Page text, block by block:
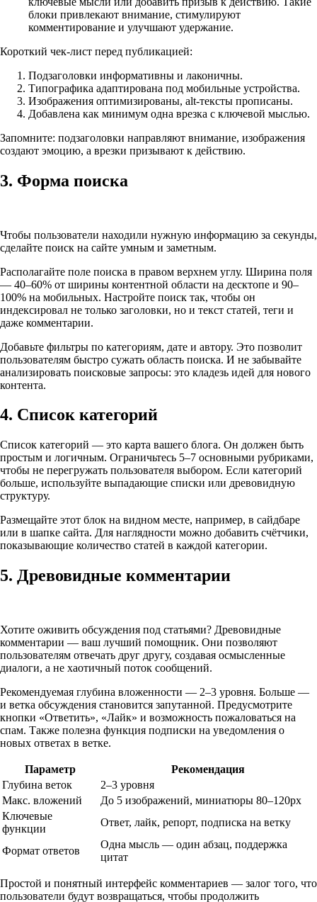
блоки привлекают внимание, стимулируют
комментирование и улучшают удержание.
Короткий чек-лист перед публикацией:
Подзаголовки информативны и лаконичны.
Типографика адаптирована под мобильные устройства.
Изображения оптимизированы, alt-тексты прописаны.
Добавлена как минимум одна врезка с ключевой мыслью.
Запомните: подзаголовки направляют внимание, изображения
создают эмоцию, а врезки призывают к действию.
3. Форма поиска
Чтобы пользователи находили нужную информацию за секунды,
сделайте поиск на сайте умным и заметным.
Располагайте поле поиска в правом верхнем углу. Ширина поля
— 40–60% от ширины контентной области на десктопе и 90–
100% на мобильных. Настройте поиск так, чтобы он
индексировал не только заголовки, но и текст статей, теги и
даже комментарии.
Добавьте фильтры по категориям, дате и автору. Это позволит
пользователям быстро сужать область поиска. И не забывайте
анализировать поисковые запросы: это кладезь идей для нового
контента.
4. Список категорий
Список категорий — это карта вашего блога. Он должен быть
простым и логичным. Ограничьтесь 5–7 основными рубриками,
чтобы не перегружать пользователя выбором. Если категорий
больше, используйте выпадающие списки или древовидную
структуру.
Размещайте этот блок на видном месте, например, в сайдбаре
или в шапке сайта. Для наглядности можно добавить счётчики,
показывающие количество статей в каждой категории.
5. Древовидные комментарии
Хотите оживить обсуждения под статьями? Древовидные
комментарии — ваш лучший помощник. Они позволяют
пользователям отвечать друг другу, создавая осмысленные
диалоги, а не хаотичный поток сообщений.
Рекомендуемая глубина вложенности — 2–3 уровня. Больше —
и ветка обсуждения становится запутанной. Предусмотрите
кнопки «Ответить», «Лайк» и возможность пожаловаться на
спам. Также полезна функция подписки на уведомления о
новых ответах в ветке.
Параметр
Рекомендация
Глубина веток
2–3 уровня
Макс. вложений
До 5 изображений, миниатюры 80–120px
Ключевые
функции
Ответ, лайк, репорт, подписка на ветку
Формат ответов
Одна мысль — один абзац, поддержка
цитат
Простой и понятный интерфейс комментариев — залог того, что
пользователи будут возвращаться, чтобы продолжить